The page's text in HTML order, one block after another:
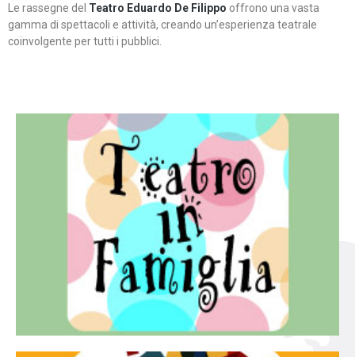
Le rassegne del Teatro Eduardo De Filippo offrono una vasta
gamma di spettacoli e attività, creando un’esperienza teatrale
coinvolgente per tutti i pubblici.
Teatro in famiglia
Teatro In Famiglia è una rassegna di teatro concepita
per far condividere e godere del teatro all’intera
famiglia.
Continua